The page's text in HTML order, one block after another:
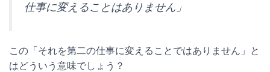
仕事に変えることはありません」
この「それを第二の仕事に変えることではありません」と
はどういう意味でしょう？